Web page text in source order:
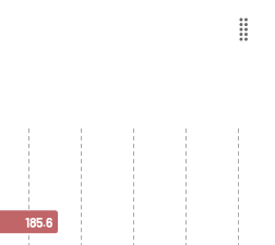
185.6